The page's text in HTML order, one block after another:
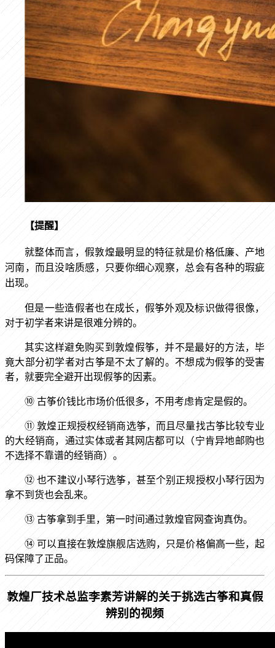
【提醒】
就整体而言，假敦煌最明显的特征就是价格低廉、产地
河南，而且没啥质感，只要你细心观察，总会有各种的瑕疵
出现。
但是一些造假者也在成长，假筝外观及标识做得很像，
对于初学者来讲是很难分辨的。
其实这样避免购买到敦煌假筝，并不是最好的方法，毕
竟大部分初学者对古筝是不太了解的。不想成为假筝的受害
者，就要完全避开出现假筝的因素。
⑩ 古筝价钱比市场价低很多，不用考虑肯定是假的。
⑪敦煌正规授权经销商选筝，而且尽量找古筝比较专业
的大经销商，通过实体或者其网店都可以（宁肯异地邮购也
不选择不靠谱的经销商）。
⑫也不建议小琴行选筝，甚至个别正规授权小琴行因为
拿不到货也会乱来。
⑬ 古筝拿到手里，第一时间通过敦煌官网查询真伪。
⑭可以直接在敦煌旗舰店选购，只是价格偏高一些，起
码保障了正品。
敦煌厂技术总监李素芳讲解的关于挑选古筝和真假
辨别的视频